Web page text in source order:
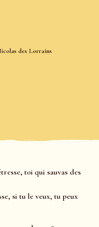
des Lorrains
toi qui sauvas des
si tu le veux, tu peux